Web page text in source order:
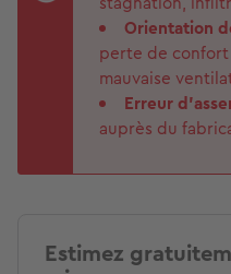
Orientation
perte de
mauvaise
Erreur
auprès du
Estimez